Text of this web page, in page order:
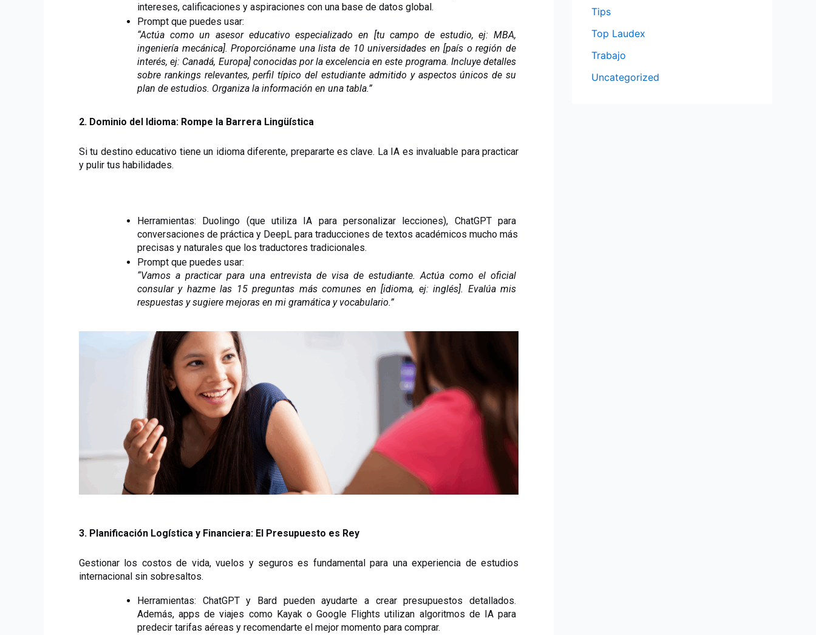
intereses, calificaciones y aspiraciones con una base de datos global.
Prompt que puedes usar:
“Actúa como un asesor educativo especializado en [tu campo de estudio, ej: MBA,
ingeniería mecánica]. Proporcióname una lista de 10 universidades en [país o región de
interés, ej: Canadá, Europa] conocidas por la excelencia en este programa. Incluye detalles
sobre rankings relevantes, perfil típico del estudiante admitido y aspectos únicos de su
plan de estudios. Organiza la información en una tabla.”
2. Dominio del Idioma: Rompe la Barrera Lingüística
Si tu destino educativo tiene un idioma diferente, prepararte es clave. La IA es invaluable para practicar
y pulir tus habilidades.
Herramientas: Duolingo (que utiliza IA para personalizar lecciones), ChatGPT para
conversaciones de práctica y DeepL para traducciones de textos académicos mucho más
precisas y naturales que los traductores tradicionales.
Prompt que puedes usar:
“Vamos a practicar para una entrevista de visa de estudiante. Actúa como el oficial
consular y hazme las 15 preguntas más comunes en [idioma, ej: inglés]. Evalúa mis
respuestas y sugiere mejoras en mi gramática y vocabulario.”
3. Planificación Logística y Financiera: El Presupuesto es Rey
Gestionar los costos de vida, vuelos y seguros es fundamental para una experiencia de estudios
internacional sin sobresaltos.
Herramientas: ChatGPT y Bard pueden ayudarte a crear presupuestos detallados.
Además, apps de viajes como Kayak o Google Flights utilizan algoritmos de IA para
predecir tarifas aéreas y recomendarte el mejor momento para comprar.
Tips
Top Laudex
Trabajo
Uncategorized